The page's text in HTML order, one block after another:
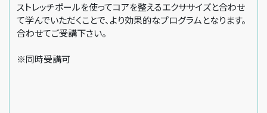
ストレッチポールを使ってコアを整えるエクササイズと合わせ
て学んでいただくことで、より効果的なプログラムとなります。
合わせてご受講下さい。
※同時受講可